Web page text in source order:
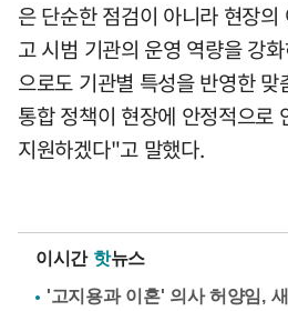
은 단순한 점검이 아니라 현장
고 시범 기관의 운영 역량을 강
으로도 기관별 특성을 반영한
통합 정책이 현장에 안정적으로
지원하겠다"고 말했다.
이시간 핫뉴스
'고지용과 이혼' 의사 허양임,